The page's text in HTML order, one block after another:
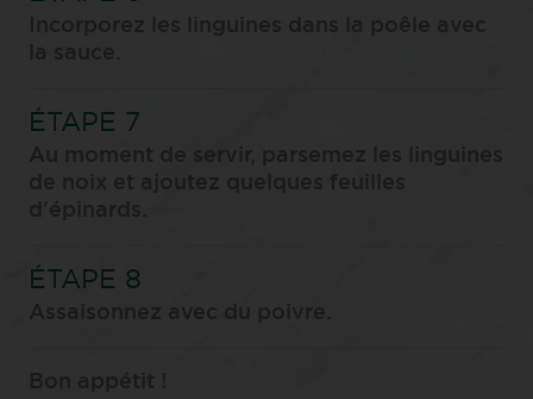
Incorporez les linguines dans la poêle avec
la sauce.
Au moment de servir, parsemez les linguines
de noix et ajoutez quelques feuilles
d'épinards.
Assaisonnez avec du poivre.
Bon appétit !